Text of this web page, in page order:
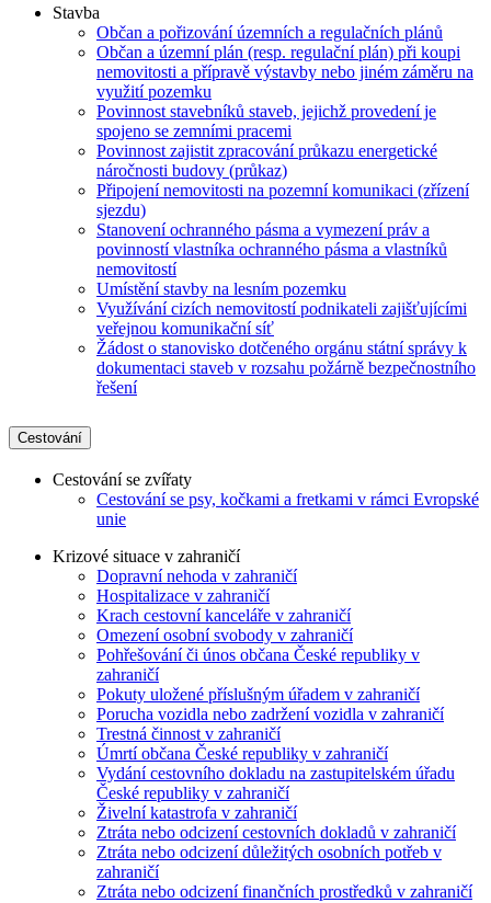
Stavba
Občan a pořizování územních a regulačních plánů
Občan a územní plán (resp. regulační plán) při koupi
nemovitosti a přípravě výstavby nebo jiném záměru na
využití pozemku
Povinnost stavebníků staveb, jejichž provedení je
spojeno se zemními pracemi
Povinnost zajistit zpracování průkazu energetické
náročnosti budovy (průkaz)
Připojení nemovitosti na pozemní komunikaci (zřízení
sjezdu)
Stanovení ochranného pásma a vymezení práv a
povinností vlastníka ochranného pásma a vlastníků
nemovitostí
Umístění stavby na lesním pozemku
Využívání cizích nemovitostí podnikateli zajišťujícími
veřejnou komunikační síť
Žádost o stanovisko dotčeného orgánu státní správy k
dokumentaci staveb v rozsahu požárně bezpečnostního
řešení
Cestování
Cestování se zvířaty
Cestování se psy, kočkami a fretkami v rámci Evropské
unie
Krizové situace v zahraničí
Dopravní nehoda v zahraničí
Hospitalizace v zahraničí
Krach cestovní kanceláře v zahraničí
Omezení osobní svobody v zahraničí
Pohřešování či únos občana České republiky v
zahraničí
Pokuty uložené příslušným úřadem v zahraničí
Porucha vozidla nebo zadržení vozidla v zahraničí
Trestná činnost v zahraničí
Úmrtí občana České republiky v zahraničí
Vydání cestovního dokladu na zastupitelském úřadu
České republiky v zahraničí
Živelní katastrofa v zahraničí
Ztráta nebo odcizení cestovních dokladů v zahraničí
Ztráta nebo odcizení důležitých osobních potřeb v
zahraničí
Ztráta nebo odcizení finančních prostředků v zahraničí